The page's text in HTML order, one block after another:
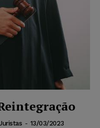
- 13/03/2023